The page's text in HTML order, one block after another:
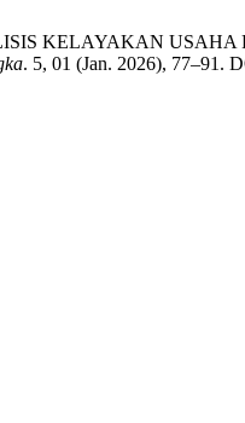
KELAYAKAN
. 5, 01 (Jan. 2026), 77–91.